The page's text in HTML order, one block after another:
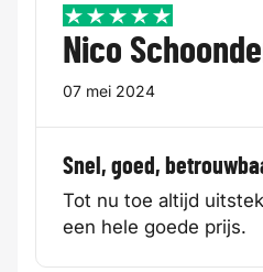
5 / 5
Nico
07 mei 2024
Snel, goed,
Tot nu toe altijd
een hele goede prijs.